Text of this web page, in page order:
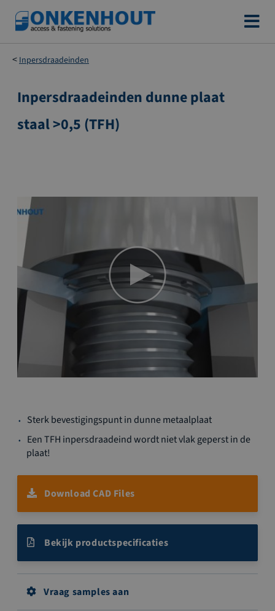
Ga
naar
de
inhoud
Inpersdraadeinden
Ga
naar
het
Inpersdraadeinden dunne plaat
staal >0,5 (TFH)
naar
het
begin
de
afbeeldingen-
Sterk bevestigingspunt in dunne metaalplaat
Een TFH inpersdraadeind wordt niet vlak geperst in de
plaat!
Download CAD Files
Bekijk productspecificaties
Vraag samples aan